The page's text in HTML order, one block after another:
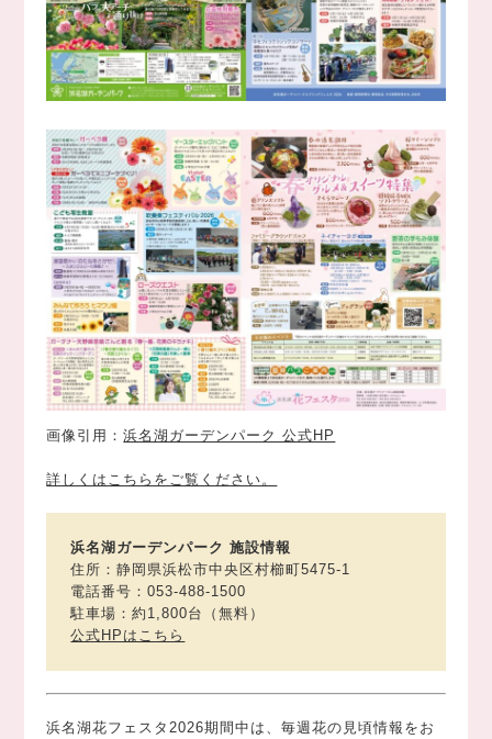
画像引用：浜名湖ガーデンパーク 公式HP
詳しくはこちらをご覧ください。
浜名湖ガーデンパーク 施設情報
住所：静岡県浜松市中央区村櫛町5475-1
電話番号：053-488-1500
駐車場：約1,800台（無料）
公式HPはこちら
浜名湖花フェスタ2026期間中は、毎週花の見頃情報をお